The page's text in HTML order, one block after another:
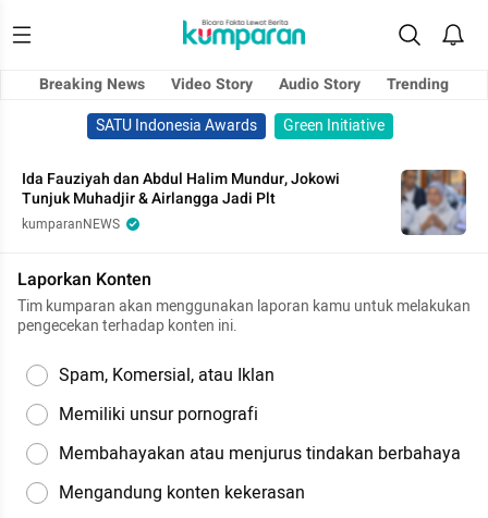
Breaking News Video Story Audio Story
Trending
SATU Indonesia Awards
Green Initiative
Ida Fauziyah dan Abdul Halim Mundur, Jokowi
Tunjuk Muhadjir & Airlangga Jadi Plt
kumparanNEWS
Laporkan Konten
Tim kumparan akan menggunakan laporan kamu untuk melakukan
pengecekan terhadap konten ini.
Spam, Komersial, atau Iklan
Memiliki unsur pornografi
Membahayakan atau menjurus tindakan berbahaya
Mengandung konten kekerasan